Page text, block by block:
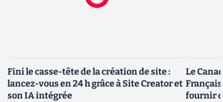
Fini le casse-tête de la création de site :
lancez-vous en 24 h grâce à Site Creator et
son IA intégrée
Le
fournir